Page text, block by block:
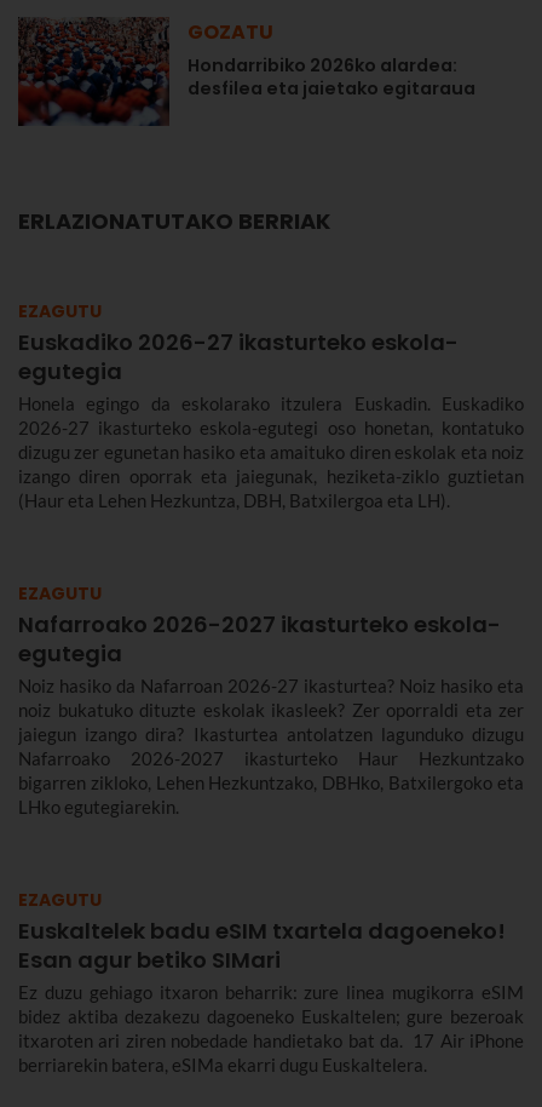
GOZATU
Hondarribiko 2026ko alardea:
desfilea eta jaietako egitaraua
ERLAZIONATUTAKO BERRIAK
EZAGUTU
Euskadiko 2026-27 ikasturteko eskola-
egutegia
Honela egingo da eskolarako itzulera Euskadin. Euskadiko
2026-27 ikasturteko eskola-egutegi oso honetan, kontatuko
dizugu zer egunetan hasiko eta amaituko diren eskolak eta noiz
izango diren oporrak eta jaiegunak, heziketa-ziklo guztietan
(Haur eta Lehen Hezkuntza, DBH, Batxilergoa eta LH).
EZAGUTU
Nafarroako 2026-2027 ikasturteko eskola-
egutegia
Noiz hasiko da Nafarroan 2026-27 ikasturtea? Noiz hasiko eta
noiz bukatuko dituzte eskolak ikasleek? Zer oporraldi eta zer
jaiegun izango dira? Ikasturtea antolatzen lagunduko dizugu
Nafarroako 2026-2027 ikasturteko Haur Hezkuntzako
bigarren zikloko, Lehen Hezkuntzako, DBHko, Batxilergoko eta
LHko egutegiarekin.
EZAGUTU
Euskaltelek badu eSIM txartela dagoeneko!
Esan agur betiko SIMari
Ez duzu gehiago itxaron beharrik: zure linea mugikorra eSIM
bidez aktiba dezakezu dagoeneko Euskaltelen; gure bezeroak
itxaroten ari ziren nobedade handietako bat da. 17 Air iPhone
berriarekin batera, eSIMa ekarri dugu Euskaltelera.